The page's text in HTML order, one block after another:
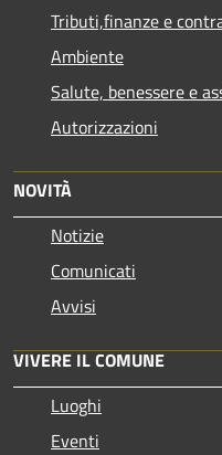
Tributi,finanze e
Ambiente
Salute, benessere e
Autorizzazioni
NOVITÀ
Notizie
Comunicati
Avvisi
VIVERE IL COMUNE
Luoghi
Eventi